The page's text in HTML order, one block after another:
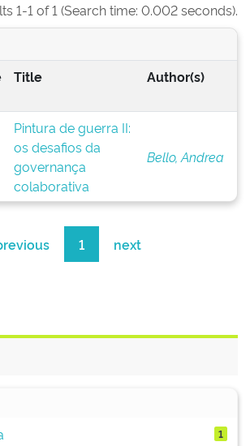
1-1 of 1 (Search time: 0.002 seconds).
Title Author(s)
Pintura de guerra II:
os desafios da
governança
colaborativa
Bello, Andrea
1 next
1